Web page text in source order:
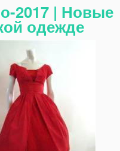
2017 | Новые
одежде